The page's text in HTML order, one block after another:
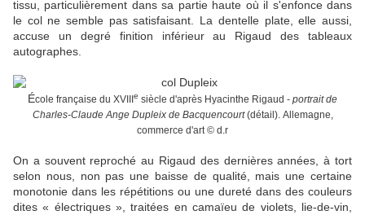
tissu, particulièrement dans sa partie haute où il s'enfonce dans
le col ne semble pas satisfaisant. La dentelle plate, elle aussi,
accuse un degré finition inférieur au Rigaud des tableaux
autographes.
École française du XVIII e siècle d'après Hyacinthe Rigaud - portrait de
Charles-Claude Ange Dupleix de Bacquencourt(détail). Allemagne,
commerce d'art © d.r
On a souvent reproché au Rigaud des dernières années, à tort
selon nous, non pas une baisse de qualité, mais une certaine
monotonie dans les répétitions ou une dureté dans des couleurs
dites « électriques », traitées en camaïeu de violets, lie-de-vin,